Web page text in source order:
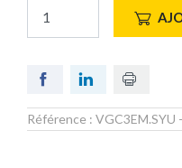
Référence : VGC3EM.SYU